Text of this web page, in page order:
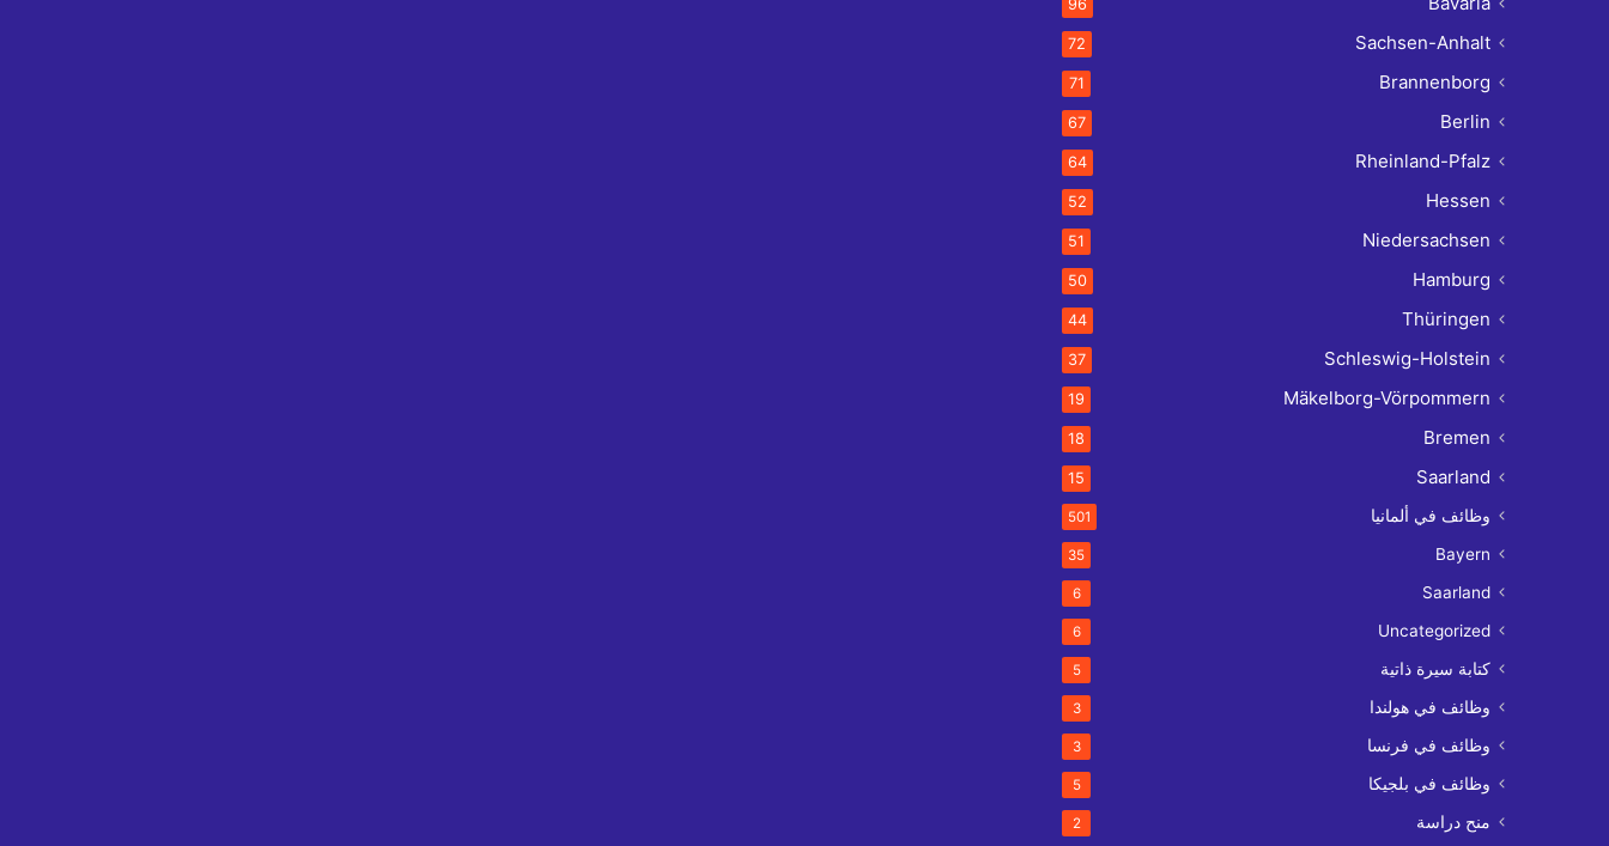
96
Sachsen-Anhalt
72
Brannenborg
71
Berlin
67
Rheinland-Pfalz
64
Hessen
52
Niedersachsen
51
Hamburg
50
Thüringen
44
Schleswig-Holstein
37
Mäkelborg-Vörpommern
19
Bremen
18
Saarland
15
وظائف في ألمانيا 501
Bayern
35
Saarland
6
Uncategorized
6
كتابة سيرة ذاتية 5
وظائف في هولندا 3
وظائف في فرنسا 3
وظائف في بلجيكا 5
منح دراسة 2